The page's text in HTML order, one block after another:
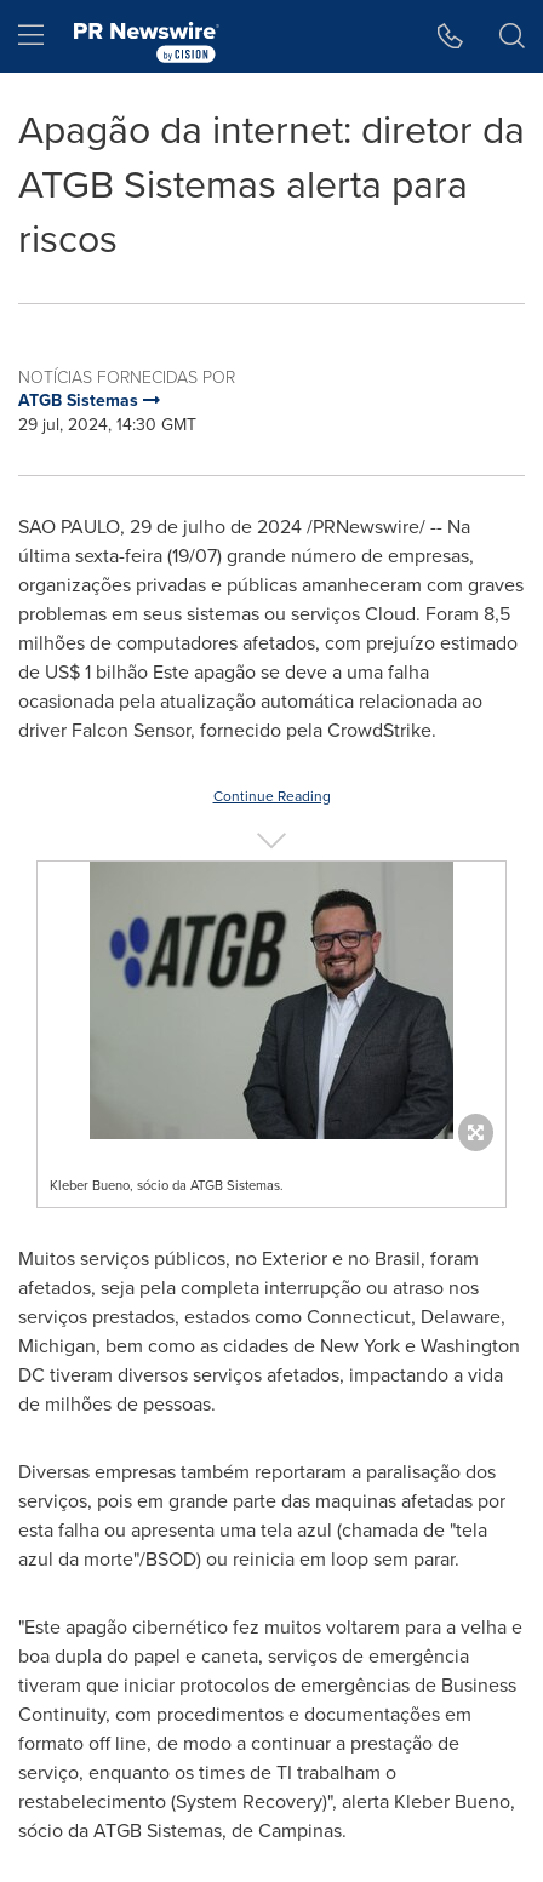
Hamburger menu
Apagão da internet: diretor da
ATGB Sistemas alerta para
riscos
NOTÍCIAS FORNECIDAS POR
ATGB Sistemas
29 jul, 2024, 14:30 GMT
SAO PAULO, 29 de julho de 2024/PRNewswire/ -- Na
última sexta-feira (19/07) grande número de empresas,
organizações privadas e públicas amanheceram com graves
problemas em seus sistemas ou serviços Cloud. Foram 8,5
milhões de computadores afetados, com prejuízo estimado
de US$ 1 bilhão Este apagão se deve a uma falha
ocasionada pela atualização automática relacionada ao
driver Falcon Sensor, fornecido pela CrowdStrike.
Continue Reading
Kleber Bueno, sócio da ATGB Sistemas.
Muitos serviços públicos, no Exterior e no Brasil, foram
afetados, seja pela completa interrupção ou atraso nos
serviços prestados, estados comoConnecticut, Delaware,
Michigan, bem como as cidades de New YorkeWashington
DC tiveram diversos serviços afetados, impactando a vida
de milhões de pessoas.
Diversas empresas também reportaram a paralisação dos
serviços, pois em grande parte das maquinas afetadas por
esta falha ou apresenta uma tela azul (chamada de "tela
azul da morte"/BSOD) ou reinicia em loop sem parar.
"Este apagão cibernético fez muitos voltarem para a velha e
boa dupla do papel e caneta, serviços de emergência
tiveram que iniciar protocolos de emergências de Business
Continuity, com procedimentos e documentações em
formato off line, de modo a continuar a prestação de
serviço, enquanto os times de TI trabalham o
restabelecimento (System Recovery)", alerta Kleber Bueno,
sócio da ATGB Sistemas, de Campinas.